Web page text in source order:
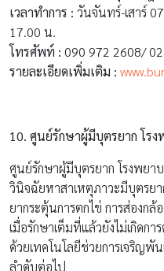
ยากระตุ้นการตกไข่ การส่องกล้
เมื่อรักษาเต็มที่แล้วยังไม่เกิดก
ด้วยเทคโนโลยีช่วยการเจริญพั
ลำดับต่อไป
การกระตุ้นรังไข่เพื่อทำเ
การเจาะเก็บไข่ผ่านทางช่อ
การตรวจโครโมโซมแล
75,000 บาท
การย้ายกลับตัวอ่อนเข้าสู่
การย้ายกลับตัวอ่อนเข้า
ยาหลังการย้ายกลับตัวอ่อ